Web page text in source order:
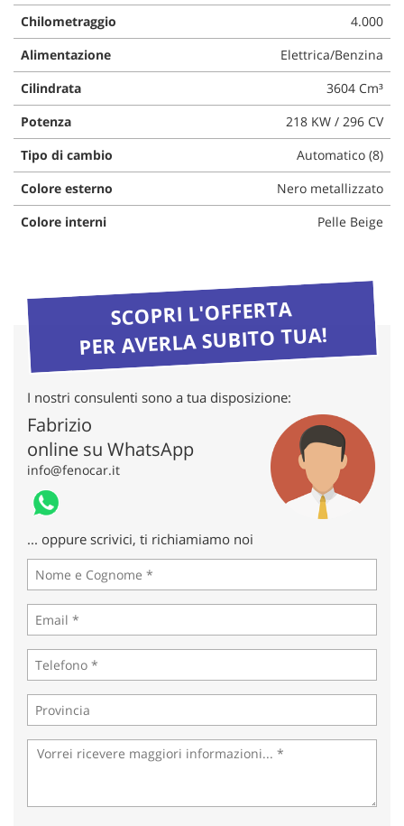
Chilometraggio
4.000
Alimentazione
Elettrica/Benzina
Cilindrata
3604 Cm³
Potenza
218 KW / 296 CV
Tipo di cambio
Automatico (8)
Colore esterno
Nero metallizzato
Colore interni
Pelle Beige
SCOPRI L'OFFERTA
PER AVERLA SUBITO TUA!
I nostri consulenti sono a tua disposizione:
Fabrizio
online su WhatsApp
info@fenocar.it
... oppure scrivici, ti richiamiamo noi
questi
strumenti
di
tracciamento
si
rimanda
alla
cookie
policy.
Puoi
rivedere
e
modificare
in
qualsiasi
momento.
Cookie delle preferenze
Cookie per il miglioramento dell'esperienza utente
Cookie analitici
Cookie di marketing
Leggi
la
cookie